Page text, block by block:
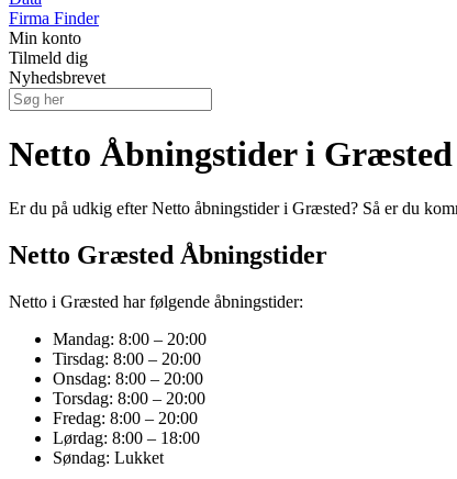
Firma Finder
Min konto
Tilmeld dig
Nyhedsbrevet
Netto Åbningstider i Græsted
Er du på udkig efter Netto åbningstider i Græsted? Så er du
Netto Græsted Åbningstider
Netto i Græsted har følgende åbningstider:
Mandag: 8:00 – 20:00
Tirsdag: 8:00 – 20:00
Onsdag: 8:00 – 20:00
Torsdag: 8:00 – 20:00
Fredag: 8:00 – 20:00
Lørdag: 8:00 – 18:00
Søndag: Lukket